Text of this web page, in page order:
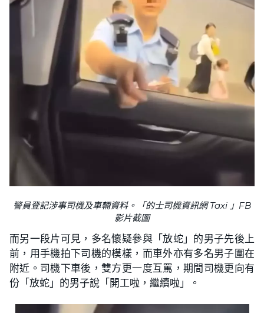
警員登記涉事司機及車輛資料。「的士司機資訊網 Taxi 」FB
影片截圖
而另一段片可見，多名懷疑參與「放蛇」的男子先後上
前，用手機拍下司機的模樣，而車外亦有多名男子圍在
附近。司機下車後，雙方更一度互罵，期間司機更向有
份「放蛇」的男子說「開工啦，繼續啦」。